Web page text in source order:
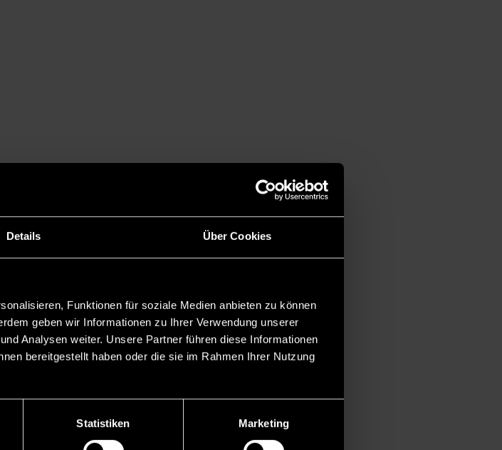
Details Über Cookies
Funktionen für soziale Medien anbieten zu können
geben wir Informationen zu Ihrer Verwendung unserer
Analysen weiter. Unsere Partner führen diese Informationen
bereitgestellt haben oder die sie im Rahmen Ihrer Nutzung
Statistiken Marketing